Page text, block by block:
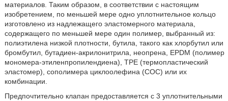
материалов. Таким образом, в соответствии с настоящим
изобретением, по меньшей мере одно уплотнительное кольцо
изготовлено из надлежащего эластомерного материала,
содержащего по меньшей мере один полимер, выбранный из:
полиэтилена низкой плотности, бутила, такого как хлорбутил или
бромбутил, бутадиен-акрилoнитрила, неопрена, EPDM (полимер
мономера-этиленпропилендиена), TPE (термопластический
эластомер), сополимера циклоолефина (COC) или их
комбинации.
Предпочтительно клапан предоставляется с 3 уплотнительными